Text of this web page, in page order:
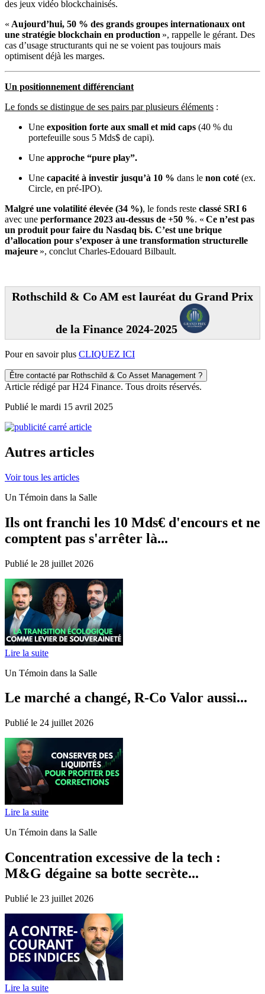
des jeux vidéo blockchainisés.
« Aujourd’hui, 50 % des grands groupes internationaux ont
une stratégie blockchain en production », rappelle le gérant. Des
cas d’usage structurants qui ne se voient pas toujours mais
optimisent déjà les marges.
Un positionnement différenciant
Le fonds se distingue de ses pairs par plusieurs éléments :
Une exposition forte aux small et mid caps (40 % du
portefeuille sous 5 Mds$ de capi).
Une approche “pure play”.
Une capacité à investir jusqu’à 10 % dans le non coté (ex.
Circle, en pré-IPO).
Malgré une volatilité élevée (34 %), le fonds reste classé SRI 6
avec une performance 2023 au-dessus de +50 %. « Ce n’est pas
un produit pour faire du Nasdaq bis. C’est une brique
d’allocation pour s’exposer à une transformation structurelle
majeure », conclut Charles-Edouard Bilbault.
Rothschild & Co AM est lauréat du Grand Prix
de la Finance 2024-2025
Pour en savoir plus CLIQUEZ ICI
Être contacté par Rothschild & Co Asset Management ?
Article rédigé par H24 Finance. Tous droits réservés.
Publié le mardi 15 avril 2025
Autres articles
Voir tous les articles
Un Témoin dans la Salle
Ils ont franchi les 10 Mds€ d'encours et ne
comptent pas s'arrêter là...
Publié le 28 juillet 2026
Lire la suite
Un Témoin dans la Salle
Le marché a changé, R-Co Valor aussi...
Publié le 24 juillet 2026
Lire la suite
Un Témoin dans la Salle
Concentration excessive de la tech :
M&G dégaine sa botte secrète...
Publié le 23 juillet 2026
Lire la suite